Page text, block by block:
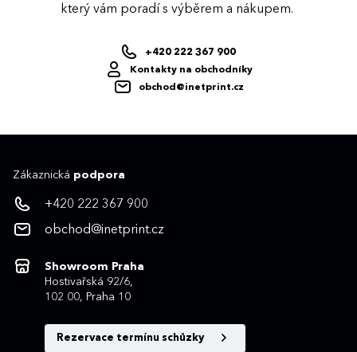
který vám poradí s výběrem a nákupem.
+420 222 367 900
Kontakty na obchodníky
obchod@inetprint.cz
Zákaznická podpora
+420 222 367 900
obchod@inetprint.cz
Showroom Praha
Hostivařská 92/6,
102 00, Praha 10
Rezervace termínu schůzky